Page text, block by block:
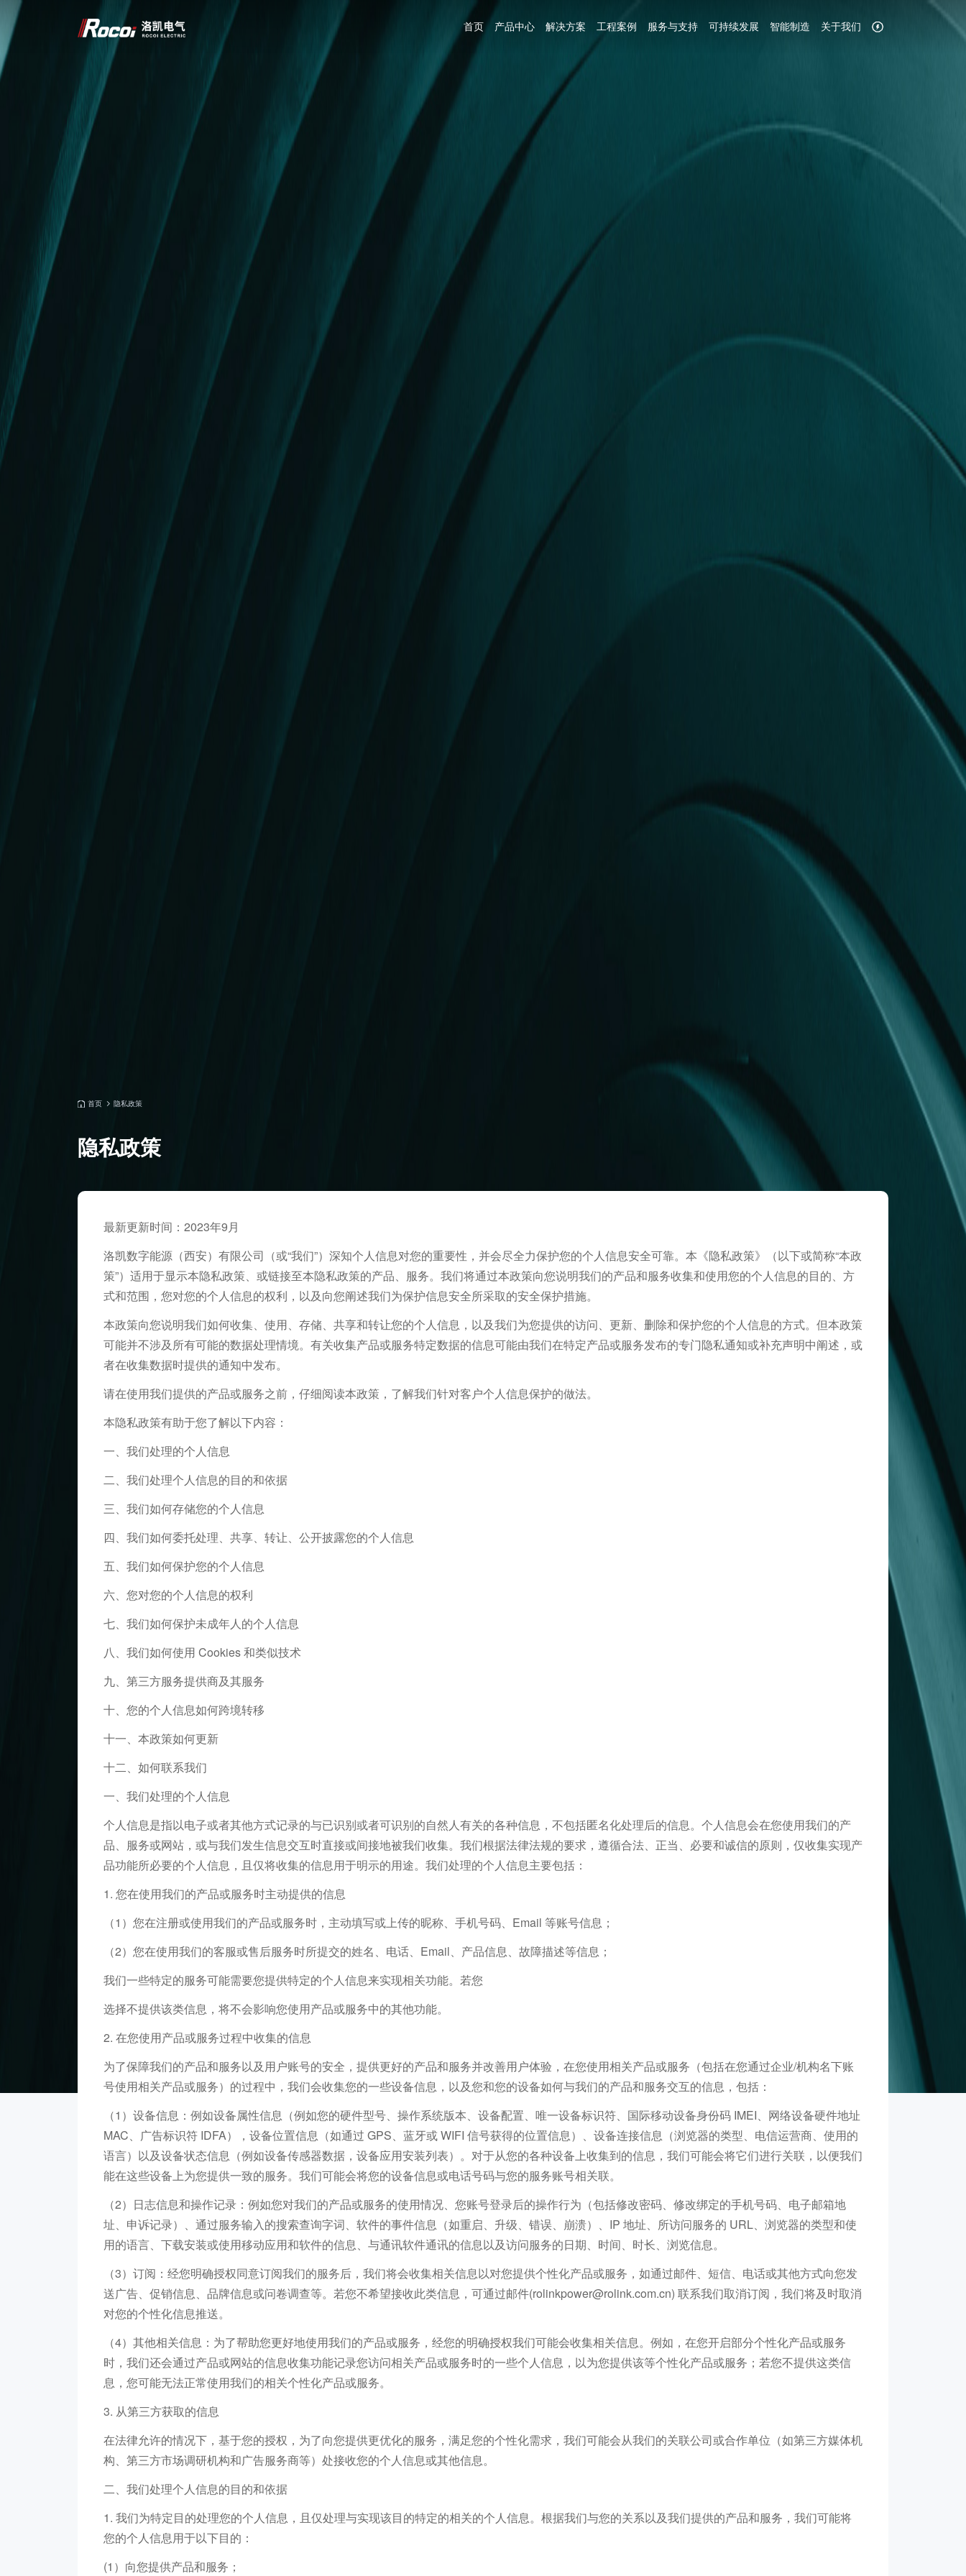
首页 产品中心 解决方案 工程案例 服务与支持 可持续发展 智能制造 关于我们
首页 隐私政策
隐私政策
最新更新时间：2023年9月
洛凯数字能源（西安）有限公司（或“我们”）深知个人信息对您的重要性，并会尽全力保护您的个人信息安全可靠。本《隐私政策》（以下或简称“本政
策”）适用于显示本隐私政策、或链接至本隐私政策的产品、服务。我们将通过本政策向您说明我们的产品和服务收集和使用您的个人信息的目的、方
式和范围，您对您的个人信息的权利，以及向您阐述我们为保护信息安全所采取的安全保护措施。
本政策向您说明我们如何收集、使用、存储、共享和转让您的个人信息，以及我们为您提供的访问、更新、删除和保护您的个人信息的方式。但本政策
可能并不涉及所有可能的数据处理情境。有关收集产品或服务特定数据的信息可能由我们在特定产品或服务发布的专门隐私通知或补充声明中阐述，或
者在收集数据时提供的通知中发布。
请在使用我们提供的产品或服务之前，仔细阅读本政策，了解我们针对客户个人信息保护的做法。
本隐私政策有助于您了解以下内容：
一、我们处理的个人信息
二、我们处理个人信息的目的和依据
三、我们如何存储您的个人信息
四、我们如何委托处理、共享、转让、公开披露您的个人信息
五、我们如何保护您的个人信息
六、您对您的个人信息的权利
七、我们如何保护未成年人的个人信息
八、我们如何使用 Cookies 和类似技术
九、第三方服务提供商及其服务
十、您的个人信息如何跨境转移
十一、本政策如何更新
十二、如何联系我们
一、我们处理的个人信息
个人信息是指以电子或者其他方式记录的与已识别或者可识别的自然人有关的各种信息，不包括匿名化处理后的信息。个人信息会在您使用我们的产
品、服务或网站，或与我们发生信息交互时直接或间接地被我们收集。我们根据法律法规的要求，遵循合法、正当、必要和诚信的原则，仅收集实现产
品功能所必要的个人信息，且仅将收集的信息用于明示的用途。我们处理的个人信息主要包括：
1. 您在使用我们的产品或服务时主动提供的信息
（1）您在注册或使用我们的产品或服务时，主动填写或上传的昵称、手机号码、Email 等账号信息；
（2）您在使用我们的客服或售后服务时所提交的姓名、电话、Email、产品信息、故障描述等信息；
我们一些特定的服务可能需要您提供特定的个人信息来实现相关功能。若您
选择不提供该类信息，将不会影响您使用产品或服务中的其他功能。
2. 在您使用产品或服务过程中收集的信息
为了保障我们的产品和服务以及用户账号的安全，提供更好的产品和服务并改善用户体验，在您使用相关产品或服务（包括在您通过企业/机构名下账
号使用相关产品或服务）的过程中，我们会收集您的一些设备信息，以及您和您的设备如何与我们的产品和服务交互的信息，包括：
（1）设备信息：例如设备属性信息（例如您的硬件型号、操作系统版本、设备配置、 唯一设备标识符、国际移动设备身份码 IMEI、网络设备硬件地址
MAC、广告标识符 IDFA），设备位置信息（如通过 GPS、蓝牙或 WIFI 信号获得的位置信息）、设备连接信息（浏览器的类型、电信运营商、使用的
语言）以及设备状态信息（例如设备传感器数据，设备应用安装列表）。对于从您的各种设备上收集到的信息，我们可能会将它们进行关联，以便我们
能在这些设备上为您提供一致的服务。我们可能会将您的设备信息或电话号码与您的服务账号相关联。
（2）日志信息和操作记录：例如您对我们的产品或服务的使用情况、您账号登录后的操作行为（包括修改密码、修改绑定的手机号码、电子邮箱地
址、申诉记录）、通过服务输入的搜索查询字词、软件的事件信息（如重启、升级、错误、崩溃）、IP 地址、所访问服务的 URL、浏览器的类型和使
用的语言、下载安装或使用移动应用和软件的信息、与通讯软件通讯的信息以及访问服务的日期、时间、时长、浏览信息。
（3）订阅：经您明确授权同意订阅我们的服务后，我们将会收集相关信息以对您提供个性化产品或服务，如通过邮件、短信、电话或其他方式向您发
送广告、促销信息、品牌信息或问卷调查等。若您不希望接收此类信息，可通过邮件(rolinkpower@rolink.com.cn) 联系我们取消订阅，我们将及时取消
对您的个性化信息推送。
（4）其他相关信息：为了帮助您更好地使用我们的产品或服务，经您的明确授权我们可能会收集相关信息。例如，在您开启部分个性化产品或服务
时，我们还会通过产品或网站的信息收集功能记录您访问相关产品或服务时的一些个人信息，以为您提供该等个性化产品或服务；若您不提供这类信
息，您可能无法正常使用我们的相关个性化产品或服务。
3. 从第三方获取的信息
在法律允许的情况下，基于您的授权，为了向您提供更优化的服务，满足您的个性化需求，我们可能会从我们的关联公司或合作单位（如第三方媒体机
构、第三方市场调研机构和广告服务商等）处接收您的个人信息或其他信息。
二、我们处理个人信息的目的和依据
1. 我们为特定目的处理您的个人信息，且仅处理与实现该目的特定的相关的个人信息。根据我们与您的关系以及我们提供的产品和服务，我们可能将
您的个人信息用于以下目的：
(1）向您提供产品和服务；